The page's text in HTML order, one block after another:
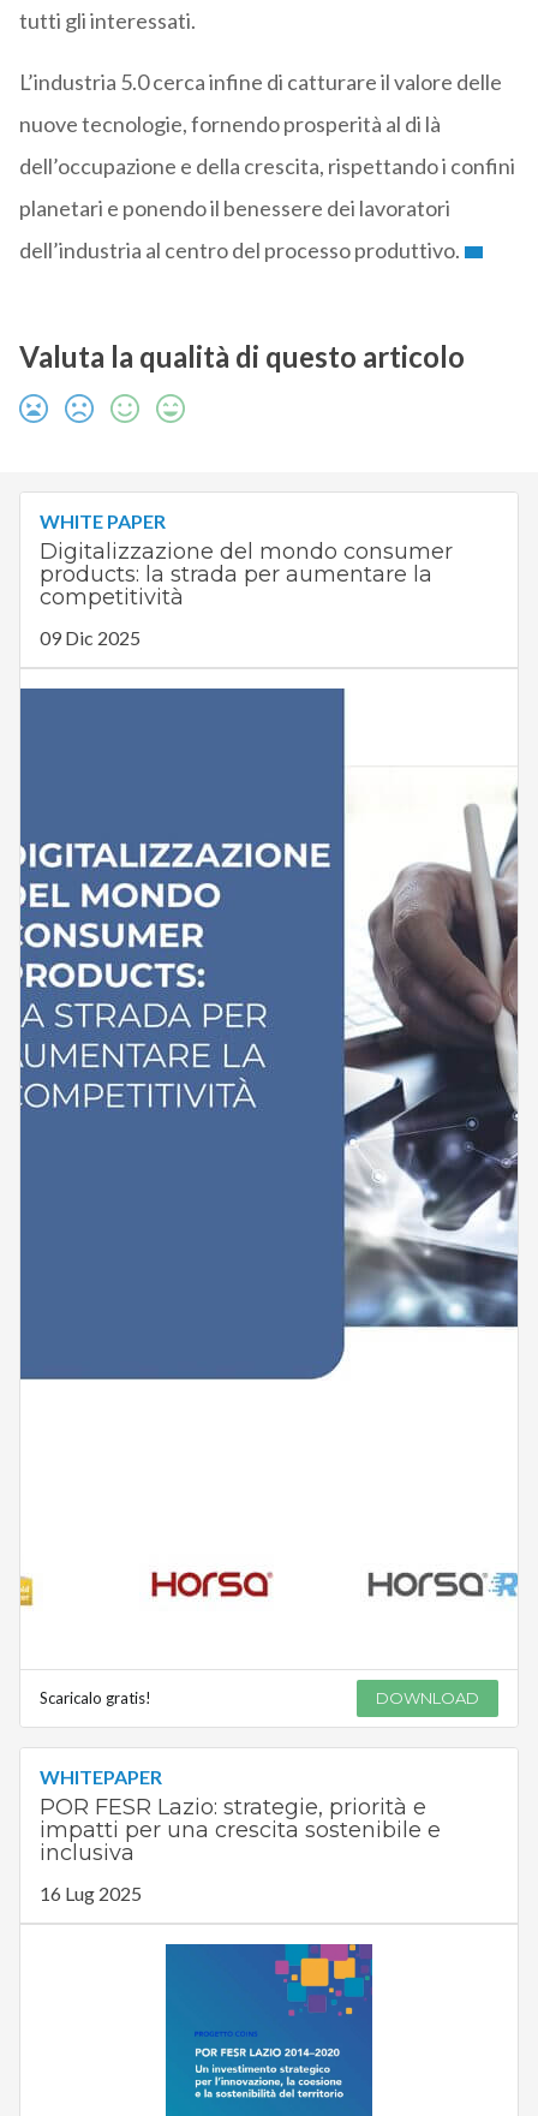
tutti gli interessati.
L’industria 5.0 cerca infine di catturare il valore delle
nuove tecnologie, fornendo prosperità al di là
dell’occupazione e della crescita, rispettando i confini
planetari e ponendo il benessere dei lavoratori
dell’industria al centro del processo produttivo.
Valuta la qualità di questo articolo
WHITE PAPER
Digitalizzazione del mondo consumer
products: la strada per aumentare la
competitività
09 Dic 2025
Scaricalo gratis! DOWNLOAD
WHITEPAPER
POR FESR Lazio: strategie, priorità e
impatti per una crescita sostenibile e
inclusiva
16 Lug 2025